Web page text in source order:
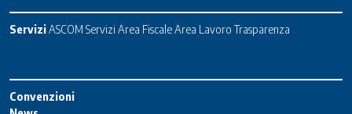
ServiziASCOM Servizi Area FiscaleArea Lavoro Trasparenza
Convenzioni